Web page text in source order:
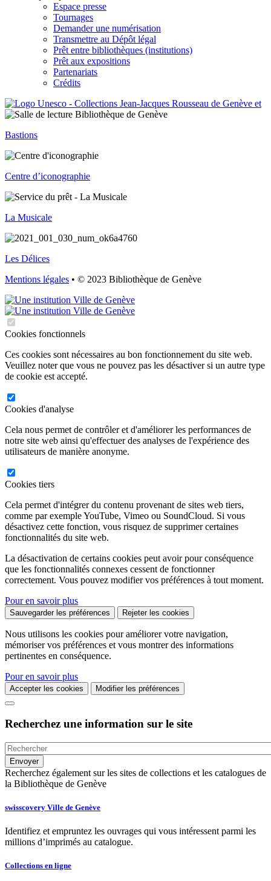
Espace presse
Tournages
Demander une numérisation
Transmettre au Dépôt légal
Prêt entre bibliothèques (institutions)
Prêt aux expositions
Partenariats
Crédits
Bastions
Centre d’iconographie
La Musicale
Les Délices
Mentions légales • © 2023 Bibliothèque de Genève
Cookies fonctionnels
Ces cookies sont nécessaires au bon fonctionnement du site web.
Veuillez noter que vous ne pouvez pas les désactiver si un autre type
de cookie est accepté.
Cookies d'analyse
Cela nous permet de contrôler et d'améliorer les performances de
notre site web ainsi qu'effectuer des analyses de l'expérience des
utilisateurs de manière anonyme.
Cookies tiers
Cela permet d'intégrer du contenu provenant de sites web tiers,
comme par exemple YouTube, Vimeo ou SoundCloud. Si vous
désactivez cette fonction, vous risquez de supprimer certaines
fonctionnalités du site web.
La désactivation de certains cookies peut avoir pour conséquence
que les fonctionnalités connexes cessent de fonctionner
correctement. Vous pouvez modifier vos préférences à tout moment.
Pour en savoir plus
Sauvegarder les préférences Rejeter les cookies
Nous utilisons les cookies pour améliorer votre navigation,
mémoriser vos préférences et vous montrer des informations
pertinentes en conséquence.
Pour en savoir plus
Accepter les cookies Modifier les préférences
Recherchez une information sur le site
Recherchez également sur les sites de collections et les catalogues de
la Bibliothèque de Genève
swisscovery Ville de Genève
Identifiez et empruntez les ouvrages qui vous intéressent parmi les
millions d’imprimés au catalogue.
Collections en ligne